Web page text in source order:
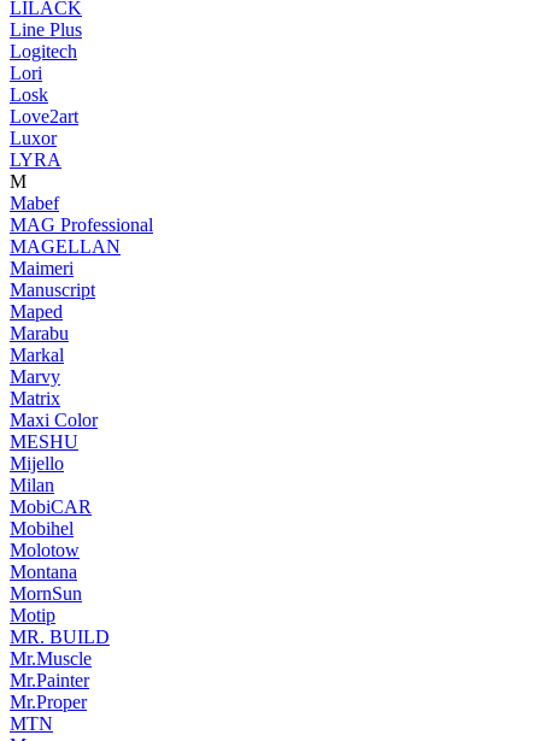
LILACK
Line Plus
Logitech
Lori
Losk
Love2art
Luxor
LYRA
M
Mabef
MAG Professional
MAGELLAN
Maimeri
Manuscript
Maped
Marabu
Markal
Marvy
Matrix
Maxi Color
MESHU
Mijello
Milan
MobiCAR
Mobihel
Molotow
Montana
MornSun
Motip
MR. BUILD
Mr.Muscle
Mr.Painter
Mr.Proper
MTN